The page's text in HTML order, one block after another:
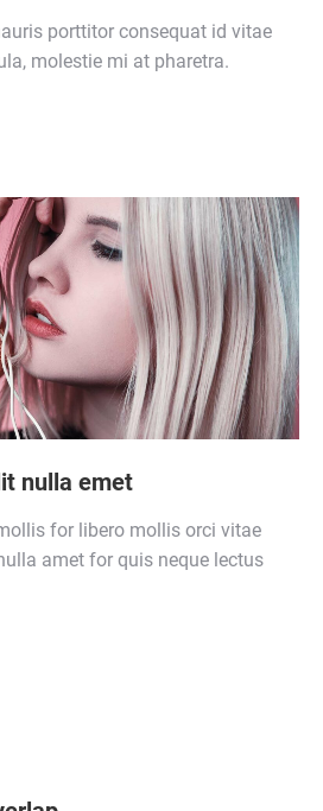
porttitor consequat id vitae
molestie mi at pharetra.
nulla emet
for libero mollis orci vitae
amet for quis neque lectus